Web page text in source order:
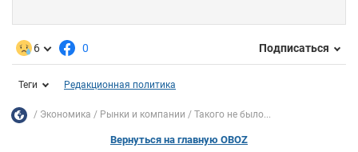
6 0 Подписаться
Теги Редакционная политика
Экономика Рынки и компании Такого не было...
Вернуться на главную OBOZ